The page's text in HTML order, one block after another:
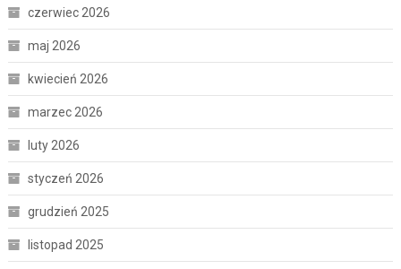
czerwiec 2026
maj 2026
kwiecień 2026
marzec 2026
luty 2026
styczeń 2026
grudzień 2025
listopad 2025